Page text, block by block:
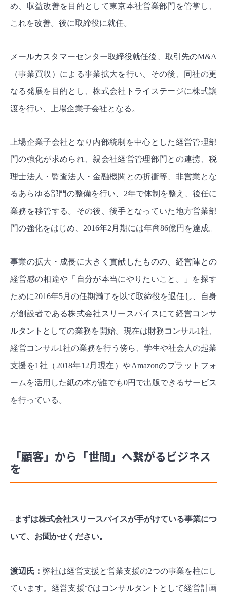
め、収益改善を目的として東京本社営業部門を管掌し、
これを改善。後に取締役に就任。
メールカスタマーセンター取締役就任後、取引先のM&A
（事業買収）による事業拡大を行い、その後、同社の更
なる発展を目的とし、株式会社トライステージに株式譲
渡を行い、上場企業子会社となる。
上場企業子会社となり内部統制を中心とした経営管理部
門の強化が求められ、親会社経営管理部門との連携、税
理士法人・監査法人・金融機関との折衝等、非営業とな
るあらゆる部門の整備を行い、2年で体制を整え、後任に
業務を移管する。その後、後手となっていた地方営業部
門の強化をはじめ、2016年2月期には年商86億円を達成。
事業の拡大・成長に大きく貢献したものの、経営陣との
経営感の相違や「自分が本当にやりたいこと。」を探す
ために2016年5月の任期満了を以て取締役を退任し、自身
が創設者である株式会社スリースパイスにて経営コンサ
ルタントとしての業務を開始。現在は財務コンサル1社、
経営コンサル1社の業務を行う傍ら、学生や社会人の起業
支援を1社（2018年12月現在）やAmazonのプラットフォ
ームを活用した紙の本が誰でも0円で出版できるサービス
を行っている。
「顧客」から「世間」へ繋がるビジネス
を
–まずは株式会社スリースパイスが手がけている事業につ
いて、お聞かせください。
渡辺氏： 弊社は経営支援と営業支援の2つの事業を柱にし
ています。経営支援ではコンサルタントとして経営計画